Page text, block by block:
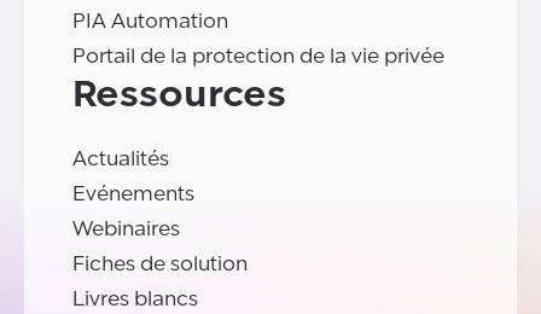
PIA Automation
Portail de la protection de la vie privée
Ressources
Actualités
Evénements
Webinaires
Fiches de solution
Livres blancs